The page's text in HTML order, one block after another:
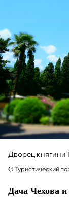
Дворец княгини
© Туристический
Дача Чехова